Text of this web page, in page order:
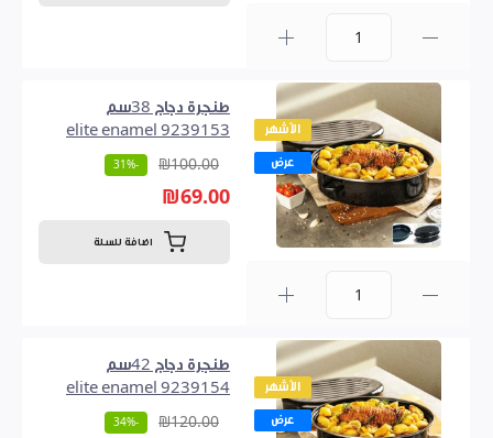
الأشهر
عرض
طنجرة دجاج 38سم
9239153 elite enamel
₪100.00
-31%
₪69.00
اضافة للسلة
الأشهر
عرض
طنجرة دجاج 42سم
9239154 elite enamel
₪120.00
-34%